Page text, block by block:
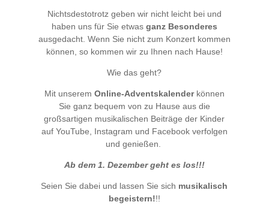
Nichtsdestotrotz geben wir nicht leicht bei und
haben uns für Sie etwas ganz Besonderes
ausgedacht. Wenn Sie nicht zum Konzert kommen
können, so kommen wir zu Ihnen nach Hause!
Wie das geht?
Mit unserem Online-Adventskalenderkönnen
Sie ganz bequem von zu Hause aus die
großsartigen musikalischen Beiträge der Kinder
auf YouTube, Instagram und Facebook verfolgen
und genießen.
Ab dem 1. Dezember geht es los!!!
Seien Sie dabei und lassen Sie sich musikalisch
begeistern!!!